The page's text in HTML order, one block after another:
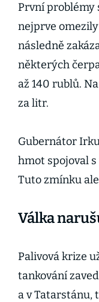
První problémy
nejprve
následně
některých
až 140 rublů.
za litr.
Gubernátor
hmot spojoval
Tuto zmínku
Válka
Palivová krize
tankování
a v Tatarstánu,